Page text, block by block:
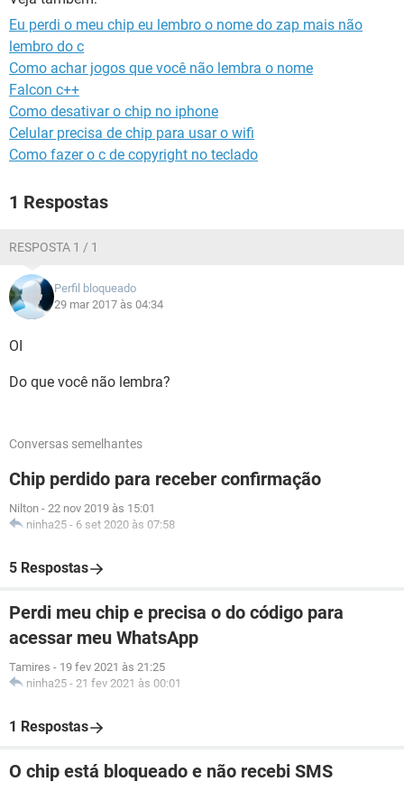
GUIA DE COMPRAS
Eu perdi o meu chip eu lembro o nome do zap mais não
lembro do c
Como achar jogos que você não lembra o nome
Falcon c++
Como desativar o chip no iphone
Celular precisa de chip para usar o wifi
Como fazer o c de copyright no teclado
1 Respostas
RESPOSTA 1 / 1
Perfil bloqueado
29 mar 2017 às 04:34
OI
Do que você não lembra?
Conversas semelhantes
Chip perdido para receber confirmação
Nilton - 22 nov 2019 às 15:01
ninha25 - 6 set 2020 às 07:58
5 Respostas
Perdi meu chip e precisa o do código para
acessar meu WhatsApp
Tamires - 19 fev 2021 às 21:25
ninha25 - 21 fev 2021 às 00:01
1 Respostas
O chip está bloqueado e não recebi SMS